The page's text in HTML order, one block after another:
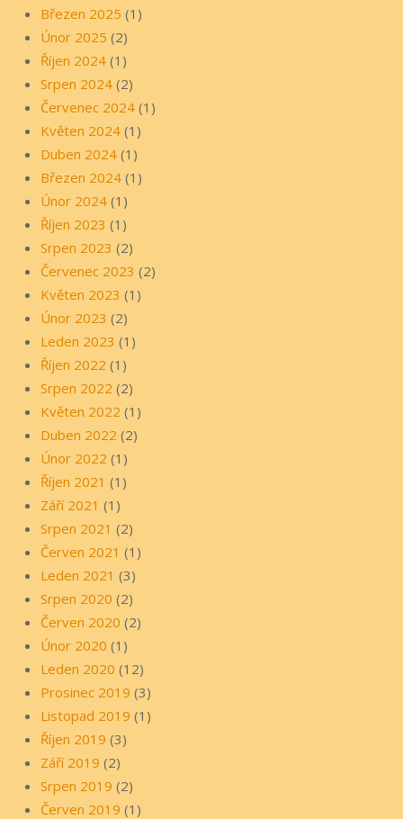
Březen 2025 (1)
Únor 2025 (2)
Říjen 2024 (1)
Srpen 2024 (2)
Červenec 2024 (1)
Květen 2024 (1)
Duben 2024 (1)
Březen 2024 (1)
Únor 2024 (1)
Říjen 2023 (1)
Srpen 2023 (2)
Červenec 2023 (2)
Květen 2023 (1)
Únor 2023 (2)
Leden 2023 (1)
Říjen 2022 (1)
Srpen 2022 (2)
Květen 2022 (1)
Duben 2022 (2)
Únor 2022 (1)
Říjen 2021 (1)
Září 2021 (1)
Srpen 2021 (2)
Červen 2021 (1)
Leden 2021 (3)
Srpen 2020 (2)
Červen 2020 (2)
Únor 2020 (1)
Leden 2020 (12)
Prosinec 2019 (3)
Listopad 2019 (1)
Říjen 2019 (3)
Září 2019 (2)
Srpen 2019 (2)
Červen 2019 (1)